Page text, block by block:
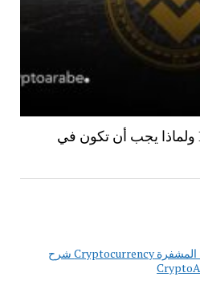
ما هي عملة بايننس BNB ولماذا يجب أن تكون في
ما هي العملة الرقمية المشفرة Cryptocurrency شرح